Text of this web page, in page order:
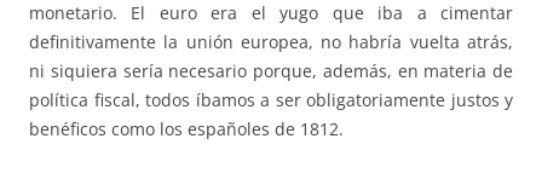
monetario. El euro era el yugo que iba a cimentar
definitivamente la unión europea, no habría vuelta atrás,
ni siquiera sería necesario porque, además, en materia de
política fiscal, todos íbamos a ser obligatoriamente justos y
benéficos como los españoles de 1812.